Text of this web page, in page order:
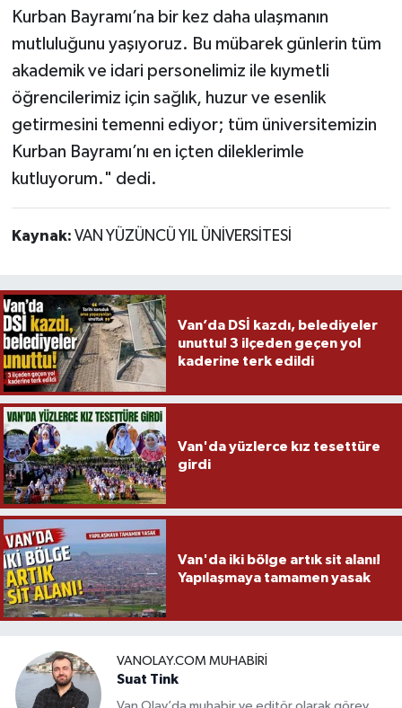
Kurban Bayramı’na bir kez daha ulaşmanın
mutluluğunu yaşıyoruz. Bu mübarek günlerin tüm
akademik ve idari personelimiz ile kıymetli
öğrencilerimiz için sağlık, huzur ve esenlik
getirmesini temenni ediyor; tüm üniversitemizin
Kurban Bayramı’nı en içten dileklerimle
kutluyorum." dedi.
Kaynak: VAN YÜZÜNCÜ YIL ÜNİVERSİTESİ
Van’da DSİ kazdı, belediyeler
unuttu! 3 ilçeden geçen yol
kaderine terk edildi
Van'da yüzlerce kız tesettüre
girdi
Van'da iki bölge artık sit alanı!
Yapılaşmaya tamamen yasak
VANOLAY.COM MUHABIRI
Suat Tink